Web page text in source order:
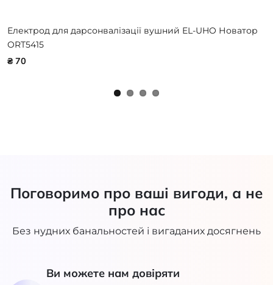
Електрод для дарсонвалізації вушний EL-UHO Новатор
ORT5415
₴ 70
Поговоримо про ваші вигоди, а не
про нас
Без нудних банальностей і вигаданих досягнень
Ви можете нам довіряти